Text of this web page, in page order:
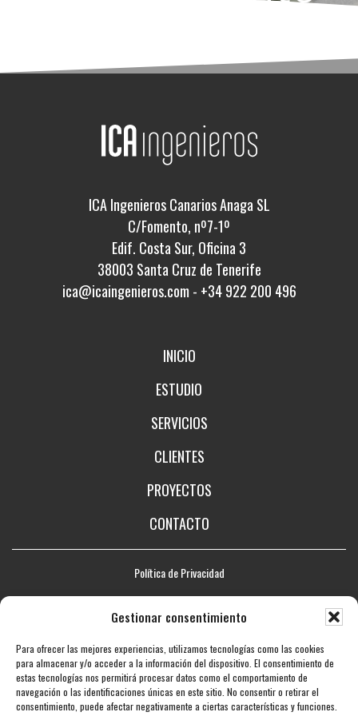
Gestionar consentimiento
Para ofrecer las mejores experiencias, utilizamos tecnologías como las cookies
para almacenar y/o acceder a la información del dispositivo. El consentimiento de
estas tecnologías nos permitirá procesar datos como el comportamiento de
navegación o las identificaciones únicas en este sitio. No consentir o retirar el
consentimiento, puede afectar negativamente a ciertas características y funciones.
ICA Ingenieros Canarios Anaga SL
C/Fomento, nº7-1º
Edif. Costa Sur, Oficina 3
38003 Santa Cruz de Tenerife
ica@icaingenieros.com - +34 922 200 496
INICIO
ESTUDIO
SERVICIOS
CLIENTES
PROYECTOS
CONTACTO
Política de Privacidad
Aviso legal
Mapa web
Accesibilidad